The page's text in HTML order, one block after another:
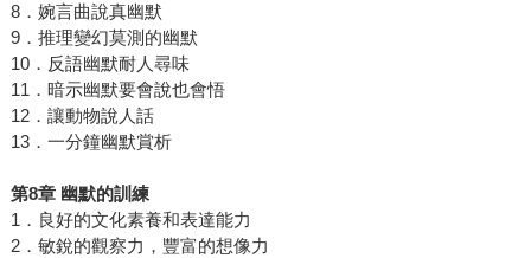
8．婉言曲說真幽默
9．推理變幻莫測的幽默
10．反語幽默耐人尋味
11．暗示幽默要會說也會悟
12．讓動物說人話
13．一分鐘幽默賞析
第8章 幽默的訓練
1．良好的文化素養和表達能力
2．敏銳的觀察力，豐富的想像力